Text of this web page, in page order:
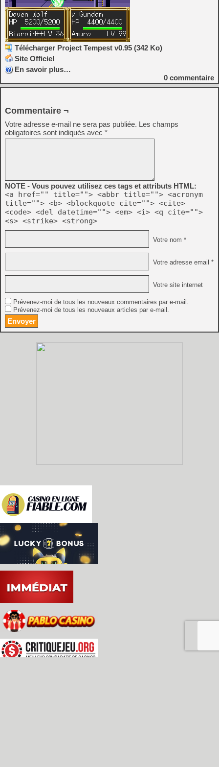
Télécharger Project Tempest v0.95 (342 Ko)
Site Officiel
En savoir plus…
0 commentaire
Commentaire ¬
Votre adresse e-mail ne sera pas publiée. Les champs
obligatoires sont indiqués avec *
NOTE - Vous pouvez utilisez ces tags et attributs HTML:
<a href="" title=""> <abbr title=""> <acronym
title=""> <b> <blockquote cite=""> <cite>
<code> <del datetime=""> <em> <i> <q cite="">
<s> <strike> <strong>
Votre nom *
Votre adresse email *
Votre site internet
Prévenez-moi de tous les nouveaux commentaires par e-mail.
Prévenez-moi de tous les nouveaux articles par e-mail.